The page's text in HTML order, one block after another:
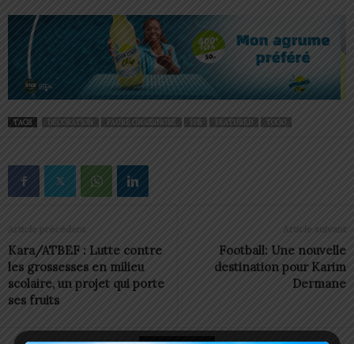
TAGS DÉCORATION FAURE GNASSINGBÉ FDS FEATURED TOGO
Article précédent
Kara/ATBEF : Lutte contre
les grossesses en milieu
scolaire, un projet qui porte
ses fruits
Article suivant
Football: Une nouvelle
destination pour Karim
Dermane